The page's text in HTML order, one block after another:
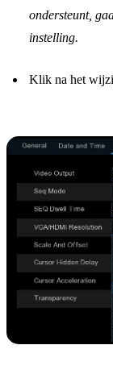
ondersteunt,
instelling.
Klik na het